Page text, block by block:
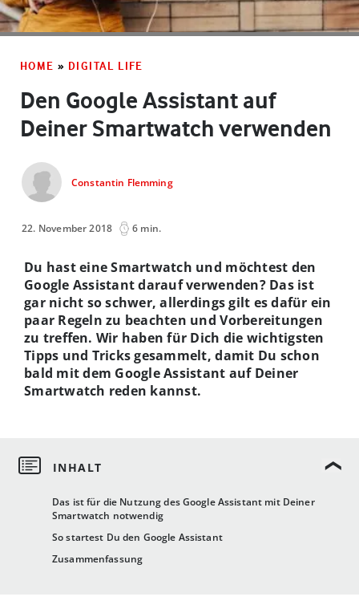
HOME » DIGITAL LIFE
Den Google Assistant auf
Deiner Smartwatch verwenden
Constantin Flemming
22. November 2018 6 min.
Das ist für die Nutzung des Google Assistant mit Deiner
Smartwatch notwendig
So startest Du den Google Assistant
Zusammenfassung
Du hast eine Smartwatch und möchtest den
Google Assistant darauf verwenden? Das ist
gar nicht so schwer, allerdings gilt es dafür ein
paar Regeln zu beachten und Vorbereitungen
zu treffen. Wir haben für Dich die wichtigsten
Tipps und Tricks gesammelt, damit Du schon
bald mit dem Google Assistant auf Deiner
Smartwatch reden kannst.